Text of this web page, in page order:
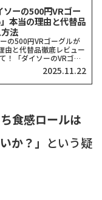
ソーの500円VRゴー
本当の理由と代替品
法
の500円VRゴーグルが
由と代替品徹底レビュー
！「ダイソーのVRゴー
い！」って検索したそこ
ここに来てくれましたよ
2025.11.22
ち食感ロールは
か？」 という疑